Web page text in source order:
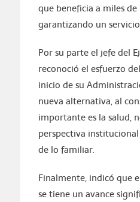
que beneficia a miles de
garantizando un
Por su parte el jefe del
reconoció el esfuerzo
inicio de su
nueva alternativa, al
importante es la salud,
perspectiva
de lo familiar.
Finalmente, indicó que
se tiene un avance